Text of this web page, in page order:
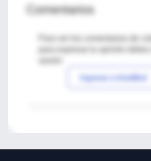
Comentarios
Para ver los comentarios de
Ingresar a IntraMed